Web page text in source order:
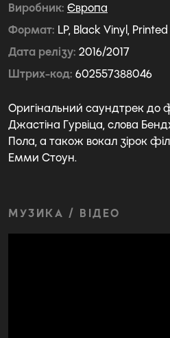
Виробник Європа
Формат LP, Black Vinyl,
Дата релізу 2016/2017
Штрих-код 602557388046
Оригінальний саундтрек до
Джастіна Гурвіца, слова
Пола, а також вокал зірок
Емми Стоун.
МУЗИКА / ВІДЕО